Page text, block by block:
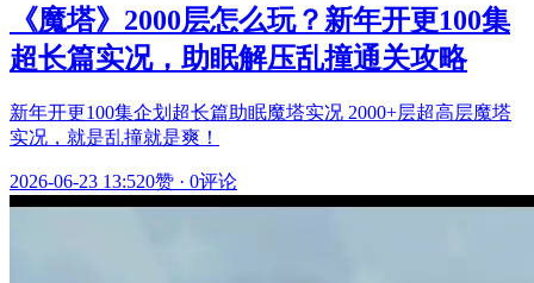
《魔塔》2000层怎么玩？新年开更100集
超长篇实况，助眠解压乱撞通关攻略
新年开更100集企划超长篇助眠魔塔实况 2000+层超高层魔塔
实况，就是乱撞就是爽！
2026-06-23 13:520赞 · 0评论